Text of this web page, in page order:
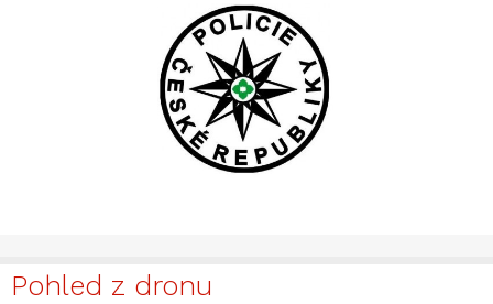
Pohled z dronu